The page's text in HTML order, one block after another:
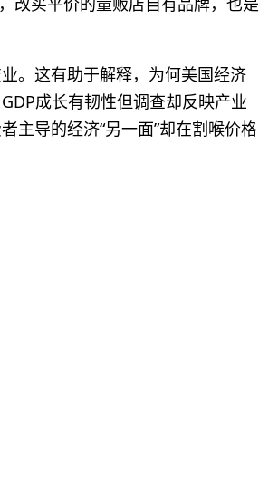
。这有助于解释，为何美国经济
成长有韧性但调查却反映产业
主导的经济“另一面”却在割喉价格